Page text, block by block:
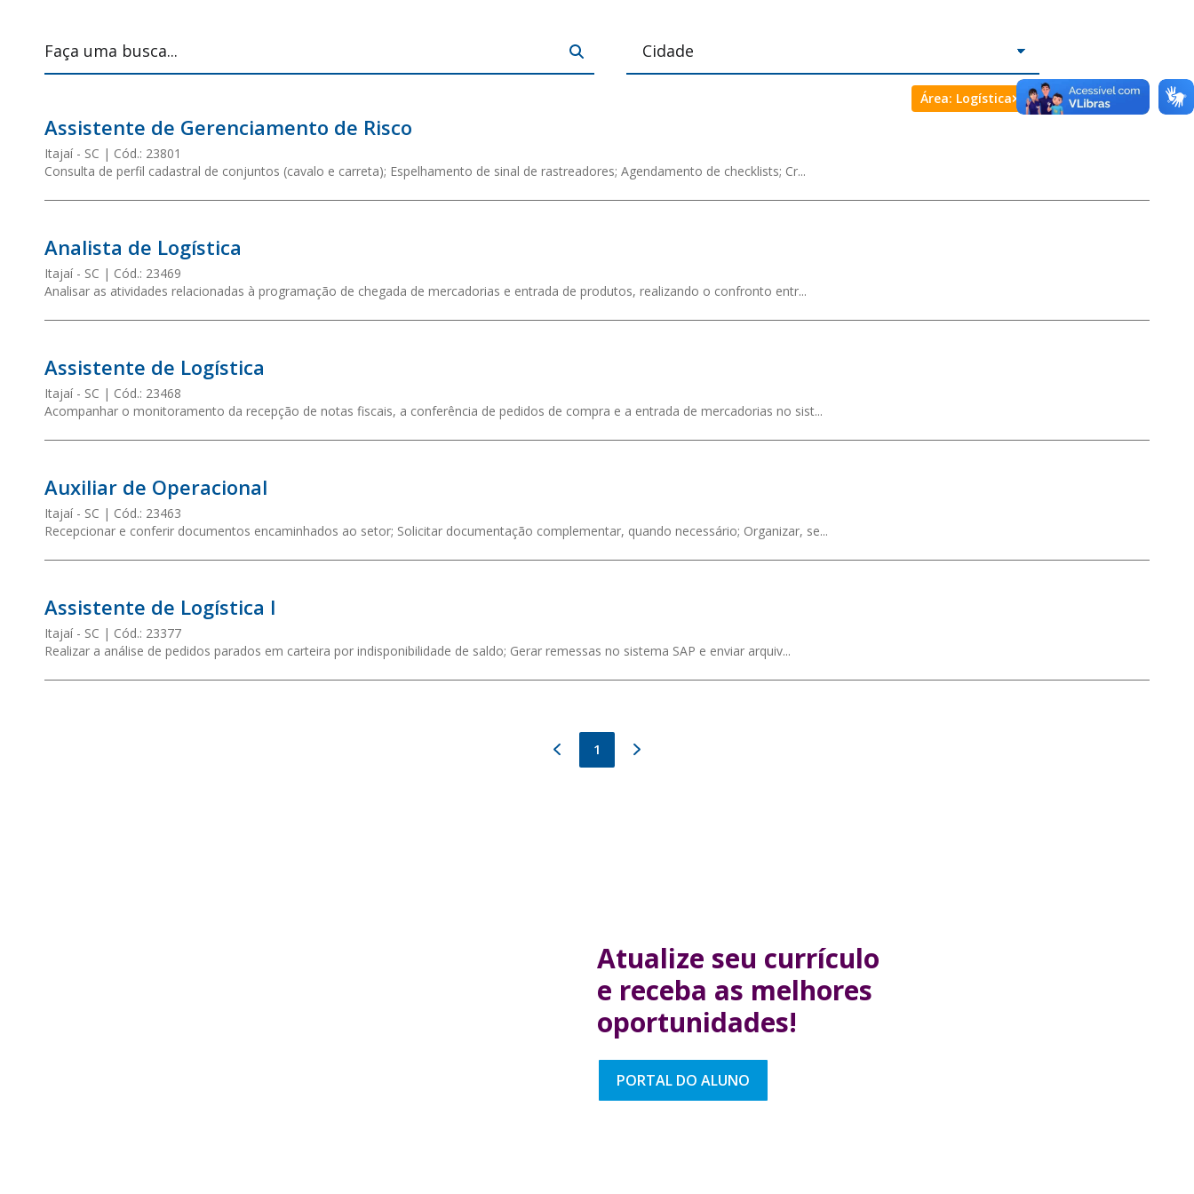
Área: Logística
Assistente de Gerenciamento de Risco
Itajaí - SC Cód.: 23801
Consulta de perfil cadastral de conjuntos (cavalo e carreta); Espelhamento de sinal de rastreadores; Agendamento de checklists; Cr...
Analista de Logística
Itajaí - SC Cód.: 23469
Analisar as atividades relacionadas à programação de chegada de mercadorias e entrada de produtos, realizando o confronto entr...
Assistente de Logística
Itajaí - SC Cód.: 23468
Acompanhar o monitoramento da recepção de notas fiscais, a conferência de pedidos de compra e a entrada de mercadorias no sist...
Auxiliar de Operacional
Itajaí - SC Cód.: 23463
Recepcionar e conferir documentos encaminhados ao setor; Solicitar documentação complementar, quando necessário; Organizar, se...
Assistente de Logística I
Itajaí - SC Cód.: 23377
Realizar a análise de pedidos parados em carteira por indisponibilidade de saldo; Gerar remessas no sistema SAP e enviar arquiv...
1
Atualize seu currículo
e receba as melhores
oportunidades!
PORTAL DO ALUNO